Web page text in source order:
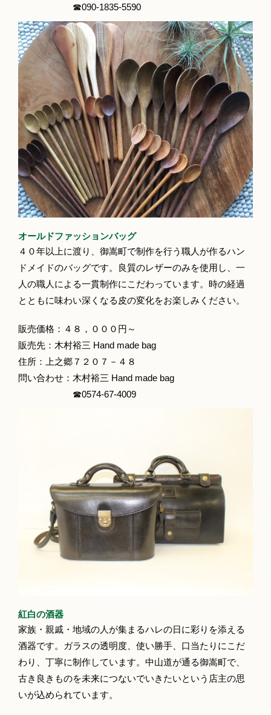
☎090‐1835‐5590
オールドファッションバッグ
４０年以上に渡り、御嵩町で制作を行う職人が作るハン
ドメイドのバッグです。良質のレザーのみを使用し、一
人の職人による一貫制作にこだわっています。時の経過
とともに味わい深くなる皮の変化をお楽しみください。
販売価格：４８，０００円～
販売先：木村裕三 Hand made bag
住所：上之郷７２０７－４８
問い合わせ：木村裕三 Hand made bag
☎0574‐67‐4009
紅白の酒器
家族・親戚・地域の人が集まるハレの日に彩りを添える
酒器です。ガラスの透明度、使い勝手、口当たりにこだ
わり、丁寧に制作しています。中山道が通る御嵩町で、
古き良きものを未来につないでいきたいという店主の思
いが込められています。